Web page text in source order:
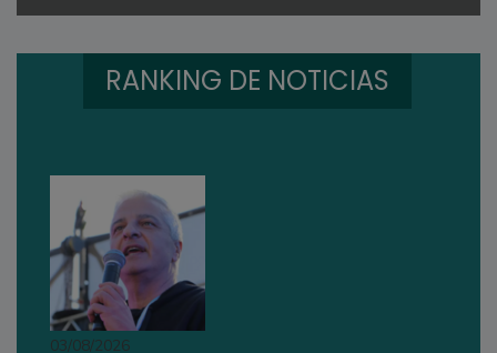
RANKING DE NOTICIAS
03/08/2026